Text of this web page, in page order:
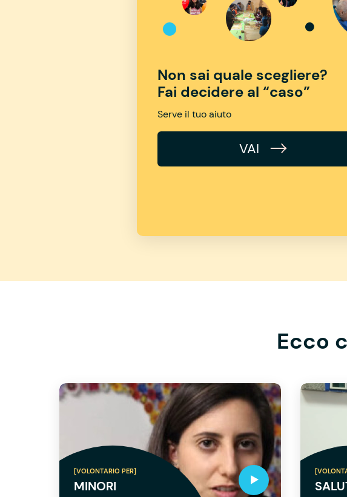
Non sai quale scegliere?
Fai decidere al “caso”
Serve il tuo aiuto
VAI
Ecco
[VOLONTARIO PER]
MINORI